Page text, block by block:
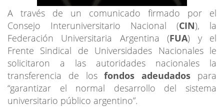
A través de un comunicado firmado por el
Consejo Interuniversitario Nacional (CIN), la
Federación Universitaria Argentina (FUA) y el
Frente Sindical de Universidades Nacionales le
solicitaron a las autoridades nacionales la
transferencia de losfondos adeudados para
“garantizar el normal desarrollo del sistema
universitario público argentino”.